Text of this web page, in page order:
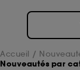
Accueil
Nouveautés par